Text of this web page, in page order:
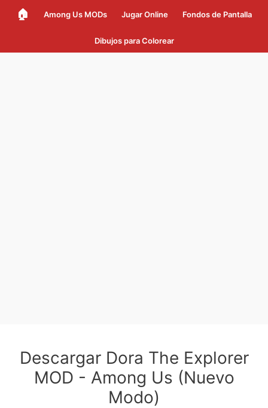
🏠 Among Us MODs Jugar Online Fondos de Pantalla
Dibujos para Colorear
Descargar Dora The Explorer
MOD - Among Us (Nuevo
Modo)